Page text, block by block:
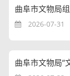
2026-07-31